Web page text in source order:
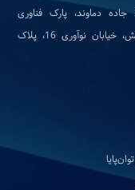
تهران، کیلومتر 20 جاده دماوند، پارک فناوری
پردیس، بلوار پژوهش، خیابان نوآوری 16، پلاک